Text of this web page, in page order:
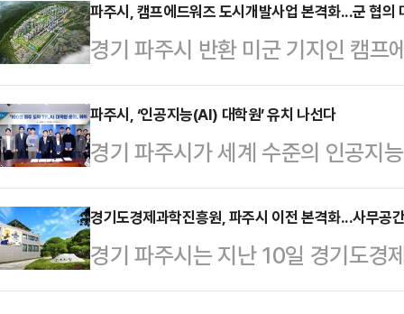
원사업(파프렌즈)’을 오는 4월부터
지원금 한도를 모두 사용했거나, 마
년에게 분기당 최대 6만 원을 추가
중되는 마을버스와 파프리카(학생
원하는 데 목적이 있다.지원 대상
소년이며, 나이와 관계…
파주시, 캠프에드워즈 도시개발사업 본격화...군 협의
경기 파주시 반환 미군 기지인 캠프
진될 전망이다.파주시는 캠프에드
문이라 할 수 있는 군 협의 절차가
부진했던 도시개발사업이 본격화
시 월롱면 소재 미군반환공여지로,
위한 군과의 협의 절차에 들어갔지
차례나 이어진 협의가 군의 부동의
는 등 사실상 중단 위기에 …
파주시, ‘인공지능(AI) 대학원’ 유치 나선다
경기 파주시가 세계 수준의 인공지
공지능(AI)' 대학원 유치 추진에 적
시정목표 가운데 하나인 ‘100만 자
를 전담하는 ‘100만 파주 도약 TF’
원 유치를 위한 전략회의’를 개최
경기도경제과학진흥원, 파주시 이전 본격화...사무공
경기 파주시는 지난 10일 경기도경
을 위한 사무공간 임차 본계약을 마